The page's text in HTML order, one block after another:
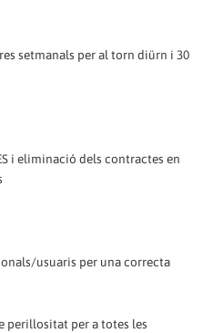
setmanals per al torn diürn i 30
i eliminació dels contractes en
usuaris per una correcta
perillositat per a totes les